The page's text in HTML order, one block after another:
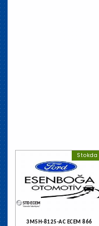
Stokda
3M5H-8125-AC ECEM 866